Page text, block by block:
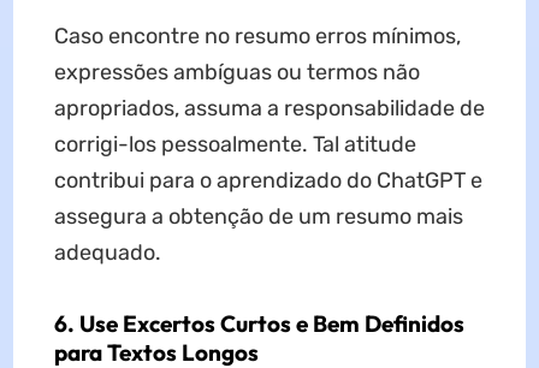
Caso encontre no resumo erros mínimos,
expressões ambíguas ou termos não
apropriados, assuma a responsabilidade de
corrigi-los pessoalmente. Tal atitude
contribui para o aprendizado do ChatGPT e
assegura a obtenção de um resumo mais
adequado.
6. Use Excertos Curtos e Bem Definidos
para Textos Longos